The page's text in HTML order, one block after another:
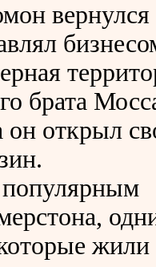
вернулся
брата
он открыл
жили